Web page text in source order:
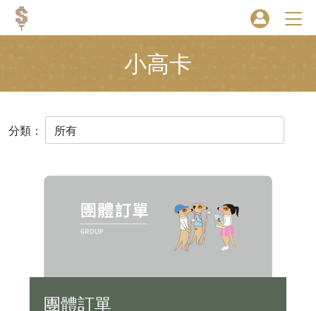
小高卡
分類：
團體訂單